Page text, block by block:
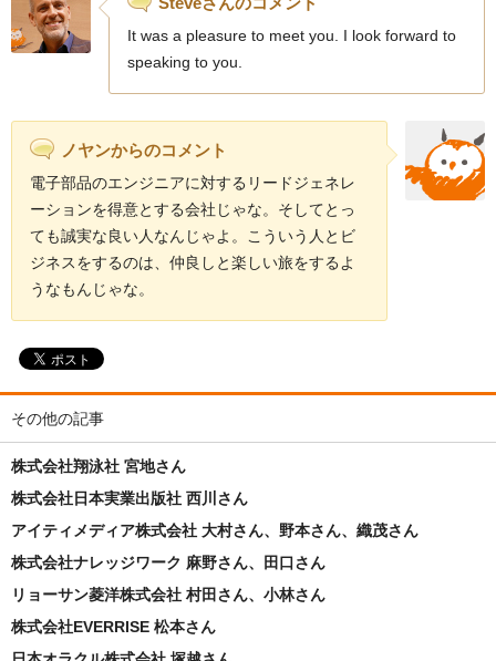
It was a pleasure to meet you. I look forward to
speaking to you.
ノヤンからのコメント
電子部品のエンジニアに対するリードジェネレ
ーションを得意とする会社じゃな。そしてとっ
ても誠実な良い人なんじゃよ。こういう人とビ
ジネスをするのは、仲良しと楽しい旅をするよ
うなもんじゃな。
その他の記事
株式会社翔泳社 宮地さん
株式会社日本実業出版社 西川さん
アイティメディア株式会社 大村さん、野本さん、織茂さん
株式会社ナレッジワーク 麻野さん、田口さん
リョーサン菱洋株式会社 村田さん、小林さん
株式会社EVERRISE 松本さん